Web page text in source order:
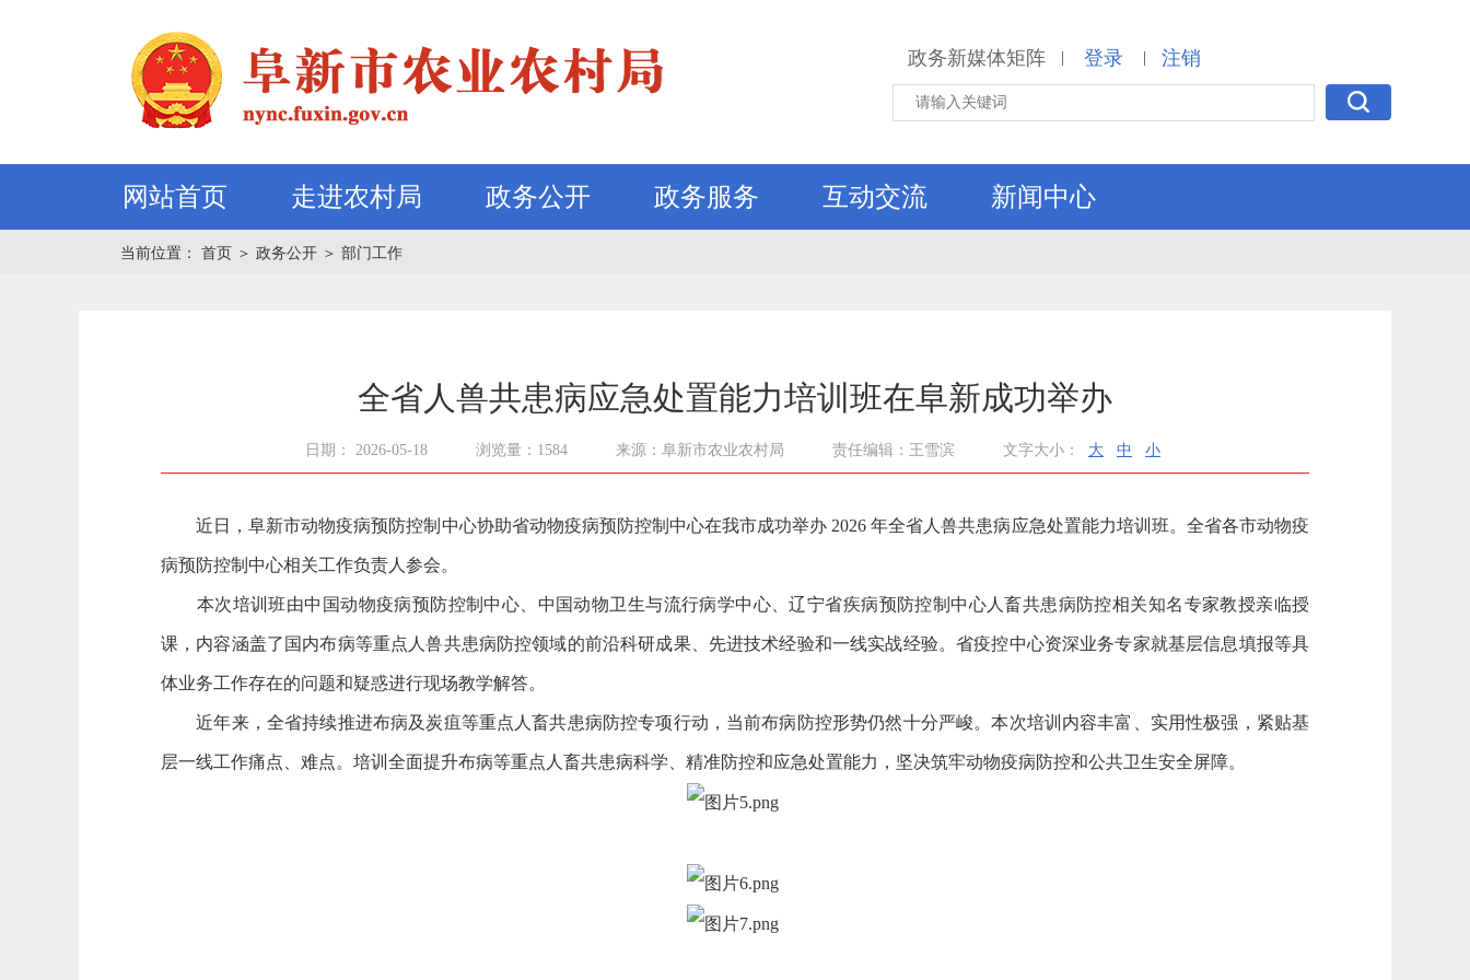
政务新媒体矩阵 | 登录 | 注销
网站首页 走进农村局 政务公开 政务服务 互动交流 新闻中心
当前位置： 首页 ＞ 政务公开 ＞ 部门工作
全省人兽共患病应急处置能力培训班在阜新成功举办
日期： 2026-05-18 浏览量：1584 来源：阜新市农业农村局 责任编辑：王雪滨 文字大小： 大 中 小
近日，阜新市动物疫病预防控制中心协助省动物疫病预防控制中心在我市成功举办 2026 年全省人兽共患病应急处置能力培训班。全省各市动物疫
病预防控制中心相关工作负责人参会。
本次培训班由中国动物疫病预防控制中心、中国动物卫生与流行病学中心、辽宁省疾病预防控制中心人畜共患病防控相关知名专家教授亲临授
课，内容涵盖了国内布病等重点人兽共患病防控领域的前沿科研成果、先进技术经验和一线实战经验。省疫控中心资深业务专家就基层信息填报等具
体业务工作存在的问题和疑惑进行现场教学解答。
近年来，全省持续推进布病及炭疽等重点人畜共患病防控专项行动，当前布病防控形势仍然十分严峻。本次培训内容丰富、实用性极强，紧贴基
层一线工作痛点、难点。培训全面提升布病等重点人畜共患病科学、精准防控和应急处置能力，坚决筑牢动物疫病防控和公共卫生安全屏障。